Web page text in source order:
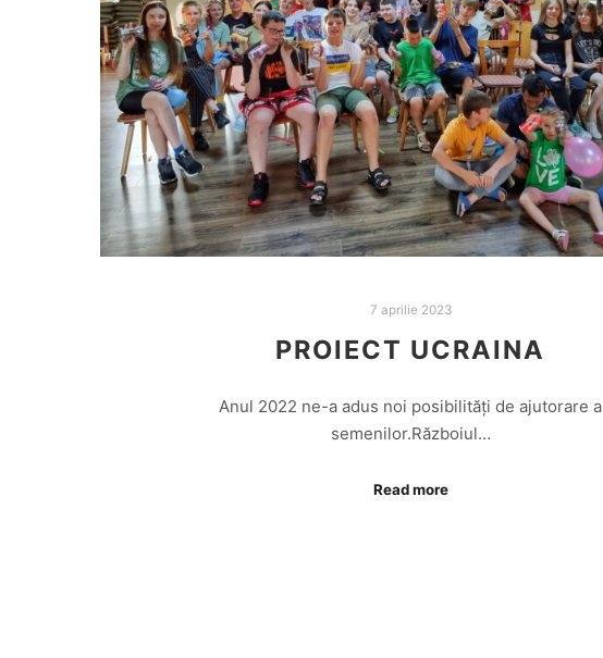
7 aprilie 2023
PROIECT UCRAINA
Anul 2022 ne-a adus noi posibilități de ajutorare a
semenilor.Războiul…
Read more